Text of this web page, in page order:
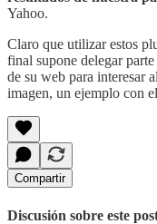
Yahoo.
Claro que utilizar estos
final supone delegar
de su web para interesar
imagen, un ejemplo con el
Compartir
Discusión sobre este